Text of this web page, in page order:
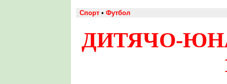
Спорт • Футбол
ДИТЯЧО-